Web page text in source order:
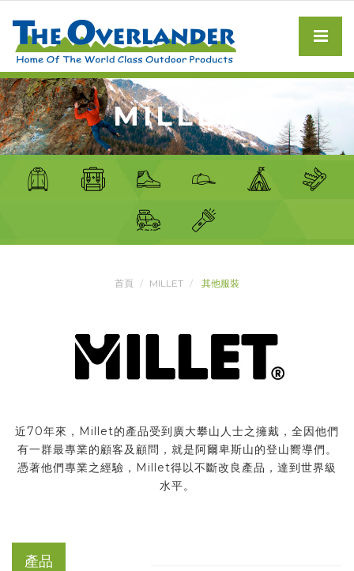
MILLET
首頁 MILLET 其他服裝
近70年來，Millet的產品受到廣大攀山人士之擁戴，全因他們
有一群最專業的顧客及顧問，就是阿爾卑斯山的登山嚮導們。
憑著他們專業之經驗，Millet得以不斷改良產品，達到世界級
水平。
產品